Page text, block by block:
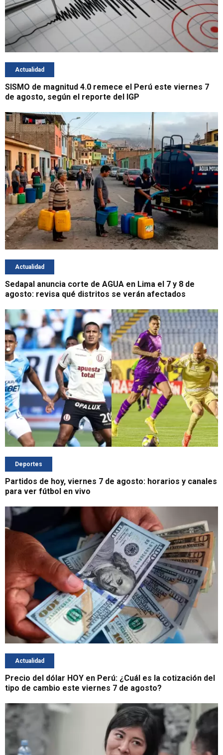
Actualidad
SISMO de magnitud 4.0 remece el Perú este viernes 7
de agosto, según el reporte del IGP
Actualidad
Sedapal anuncia corte de AGUA en Lima el 7 y 8 de
agosto: revisa qué distritos se verán afectados
Deportes
Partidos de hoy, viernes 7 de agosto: horarios y canales
para ver fútbol en vivo
Actualidad
Precio del dólar HOY en Perú: ¿Cuál es la cotización del
tipo de cambio este viernes 7 de agosto?